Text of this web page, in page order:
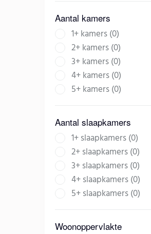
Aantal kamers
1+ kamers (0)
2+ kamers (0)
3+ kamers (0)
4+ kamers (0)
5+ kamers (0)
Aantal slaapkamers
1+ slaapkamers (0)
2+ slaapkamers (0)
3+ slaapkamers (0)
4+ slaapkamers (0)
5+ slaapkamers (0)
Woonoppervlakte